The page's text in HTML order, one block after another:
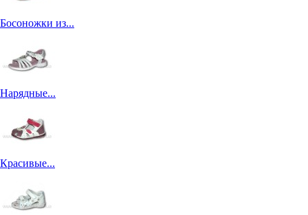
Босоножки из...
Нарядные...
Красивые...